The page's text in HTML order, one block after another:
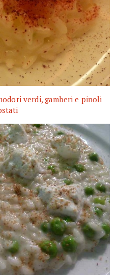
verdi, gamberi e pinoli